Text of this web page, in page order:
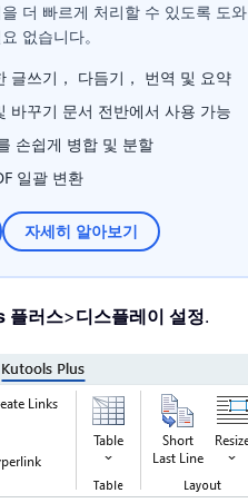
더 빠르게 처리할 수 있도록 도
없습니다。
글쓰기， 다듬기， 번역 및 요약
바꾸기 문서 전반에서 사용 가능
손쉽게 병합 및 분할
일괄 변환
자세히 알아보기
플러스>디스플레이 설정.